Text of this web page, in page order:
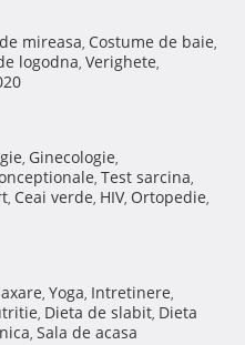
mireasa, Costume de baie,
logodna, Verighete,
, Ginecologie,
, Test sarcina,
, Ceai verde, HIV, Ortopedie,
, Yoga, Intretinere,
, Dieta de slabit, Dieta
, Sala de acasa